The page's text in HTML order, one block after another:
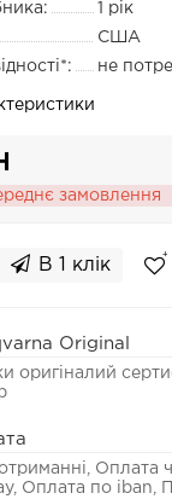
1 рік
США
не
замовлення
В 1 клік
Original
оригіналий
Оплата
Оплата по iban,